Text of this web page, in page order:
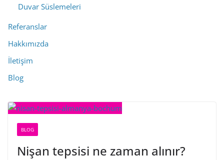
Duvar Süslemeleri
Referanslar
Hakkımızda
İletişim
Blog
BLOG
Nişan tepsisi ne zaman alınır?